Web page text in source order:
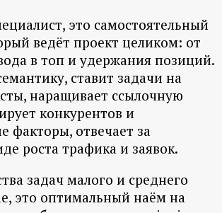
это самостоятельный
ведёт проект целиком: от
в топ и удержания позиций.
ставит задачи на
наращивает ссылочную
конкурентов и
факторы, отвечает за
роста трафика и заявок.
задач малого и среднего
это оптимальный наём на